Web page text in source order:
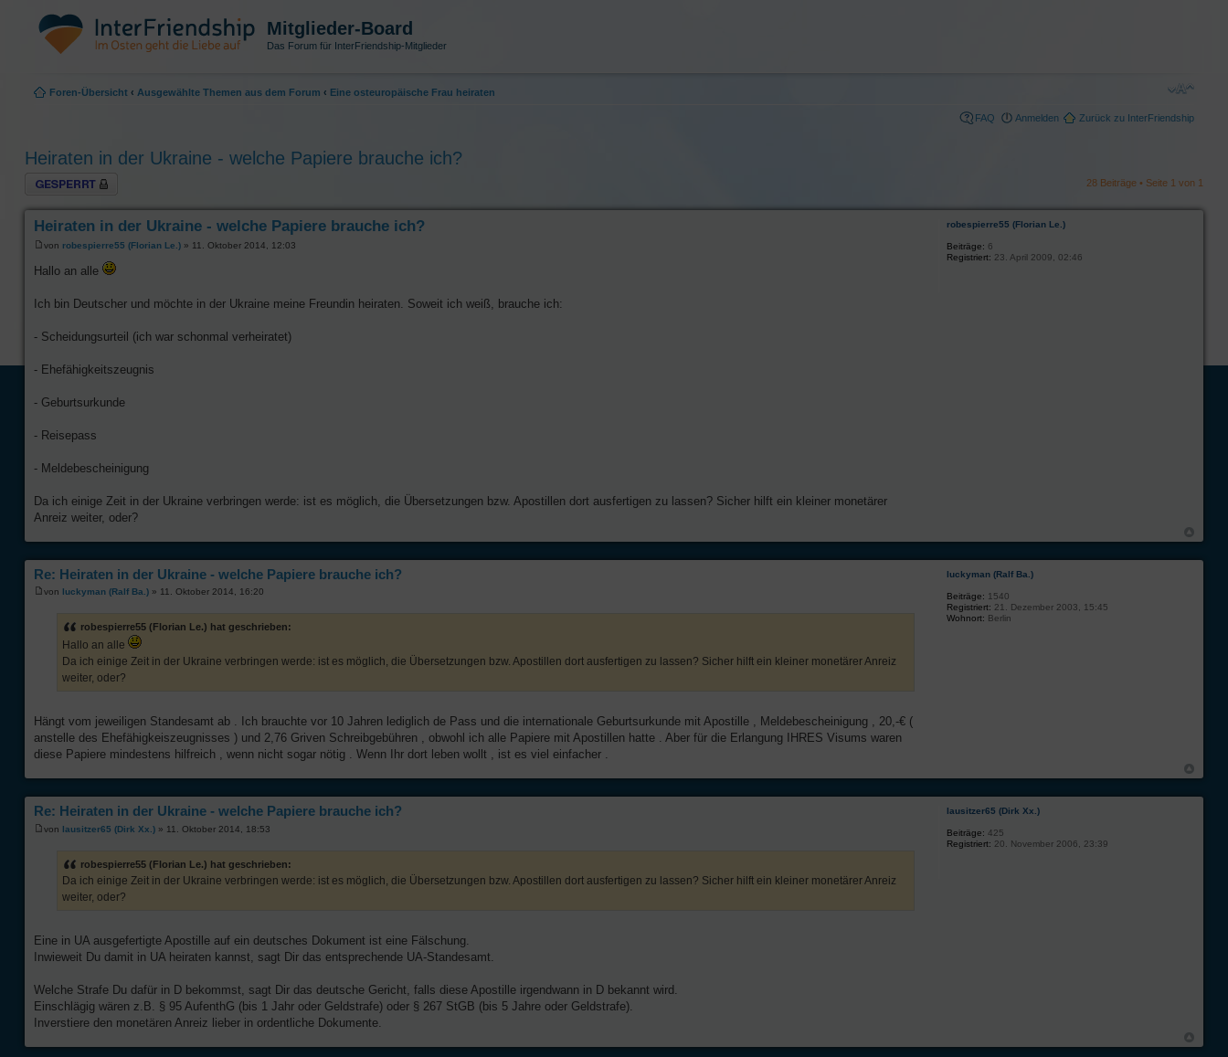
Mitglieder-Board
Das Forum für InterFriendship-Mitglieder
Foren-Übersicht ‹ Ausgewählte Themen aus dem Forum ‹ Eine osteuropäische Frau heiraten
FAQ Anmelden Zurück zu InterFriendship
Heiraten in der Ukraine - welche Papiere brauche ich?
Thema gesperrt 28 Beiträge • Seite 1 von 1
Heiraten in der Ukraine - welche Papiere brauche ich?
von robespierre55 (Florian Le.) » 11. Oktober 2014, 12:03
Hallo an alle
Ich bin Deutscher und möchte in der Ukraine meine Freundin heiraten. Soweit ich weiß, brauche ich:
- Scheidungsurteil (ich war schonmal verheiratet)
- Ehefähigkeitszeugnis
- Geburtsurkunde
- Reisepass
- Meldebescheinigung
Da ich einige Zeit in der Ukraine verbringen werde: ist es möglich, die Übersetzungen bzw. Apostillen dort ausfertigen zu lassen? Sicher hilft ein kleiner monetärer
Anreiz weiter, oder?
robespierre55 (Florian Le.)
Beiträge: 6
Registriert: 23. April 2009, 02:46
Re: Heiraten in der Ukraine - welche Papiere brauche ich?
von luckyman (Ralf Ba.) » 11. Oktober 2014, 16:20
robespierre55 (Florian Le.) hat geschrieben:
Hallo an alle
Da ich einige Zeit in der Ukraine verbringen werde: ist es möglich, die Übersetzungen bzw. Apostillen dort ausfertigen zu lassen? Sicher hilft ein kleiner monetärer Anreiz
weiter, oder?
Hängt vom jeweiligen Standesamt ab . Ich brauchte vor 10 Jahren lediglich de Pass und die internationale Geburtsurkunde mit Apostille , Meldebescheinigung , 20,-€ (
anstelle des Ehefähigkeiszeugnisses ) und 2,76 Griven Schreibgebühren , obwohl ich alle Papiere mit Apostillen hatte . Aber für die Erlangung IHRES Visums waren
diese Papiere mindestens hilfreich , wenn nicht sogar nötig . Wenn Ihr dort leben wollt , ist es viel einfacher .
luckyman (Ralf Ba.)
Beiträge: 1540
Registriert: 21. Dezember 2003, 15:45
Wohnort: Berlin
Re: Heiraten in der Ukraine - welche Papiere brauche ich?
von lausitzer65 (Dirk Xx.) » 11. Oktober 2014, 18:53
robespierre55 (Florian Le.) hat geschrieben:
Da ich einige Zeit in der Ukraine verbringen werde: ist es möglich, die Übersetzungen bzw. Apostillen dort ausfertigen zu lassen? Sicher hilft ein kleiner monetärer Anreiz
weiter, oder?
Eine in UA ausgefertigte Apostille auf ein deutsches Dokument ist eine Fälschung.
Inwieweit Du damit in UA heiraten kannst, sagt Dir das entsprechende UA-Standesamt.
Welche Strafe Du dafür in D bekommst, sagt Dir das deutsche Gericht, falls diese Apostille irgendwann in D bekannt wird.
Einschlägig wären z.B. § 95 AufenthG (bis 1 Jahr oder Geldstrafe) oder § 267 StGB (bis 5 Jahre oder Geldstrafe).
Inverstiere den monetären Anreiz lieber in ordentliche Dokumente.
lausitzer65 (Dirk Xx.)
Beiträge: 425
Registriert: 20. November 2006, 23:39